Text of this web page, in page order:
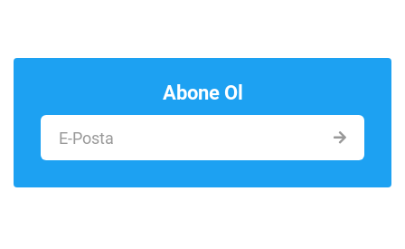
Abone Ol